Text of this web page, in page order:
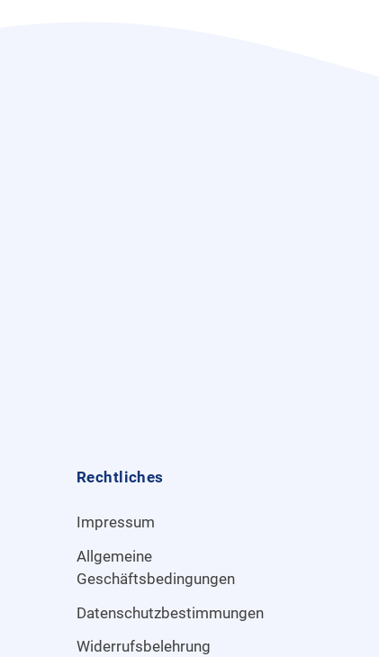
Rechtliches
Impressum
Allgemeine
Geschäftsbedingungen
Datenschutzbestimmungen
Widerrufsbelehrung